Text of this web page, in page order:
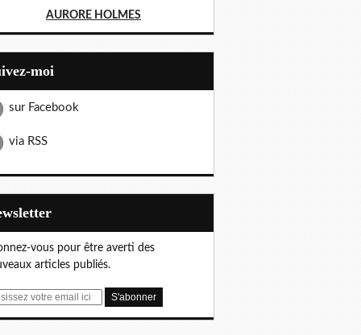
AURORE HOLMES
moi
sur Facebook
via RSS
vous pour être averti des
articles publiés.